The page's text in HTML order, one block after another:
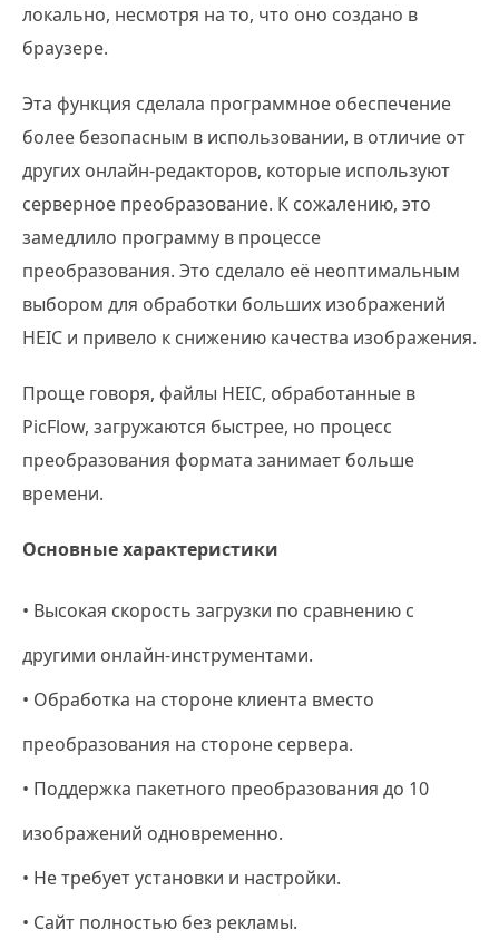
локально, несмотря на то, что оно создано в
браузере.
Эта функция сделала программное обеспечение
более безопасным в использовании, в отличие от
других онлайн-редакторов, которые используют
серверное преобразование. К сожалению, это
замедлило программу в процессе
преобразования. Это сделало её неоптимальным
выбором для обработки больших изображений
HEIC и привело к снижению качества изображения.
Проще говоря, файлы HEIC, обработанные в
PicFlow, загружаются быстрее, но процесс
преобразования формата занимает больше
времени.
Основные характеристики
• Высокая скорость загрузки по сравнению с
другими онлайн-инструментами.
• Обработка на стороне клиента вместо
преобразования на стороне сервера.
• Поддержка пакетного преобразования до 10
изображений одновременно.
• Не требует установки и настройки.
• Сайт полностью без рекламы.